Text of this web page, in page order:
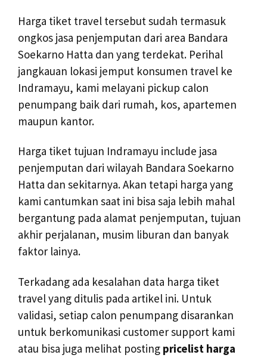
Harga tiket travel tersebut sudah termasuk
ongkos jasa penjemputan dari area Bandara
Soekarno Hatta dan yang terdekat. Perihal
jangkauan lokasi jemput konsumen travel ke
Indramayu, kami melayani pickup calon
penumpang baik dari rumah, kos, apartemen
maupun kantor.
Harga tiket tujuan Indramayu include jasa
penjemputan dari wilayah Bandara Soekarno
Hatta dan sekitarnya. Akan tetapi harga yang
kami cantumkan saat ini bisa saja lebih mahal
bergantung pada alamat penjemputan, tujuan
akhir perjalanan, musim liburan dan banyak
faktor lainya.
Terkadang ada kesalahan data harga tiket
travel yang ditulis pada artikel ini. Untuk
validasi, setiap calon penumpang disarankan
untuk berkomunikasi customer support kami
atau bisa juga melihat posting pricelist harga